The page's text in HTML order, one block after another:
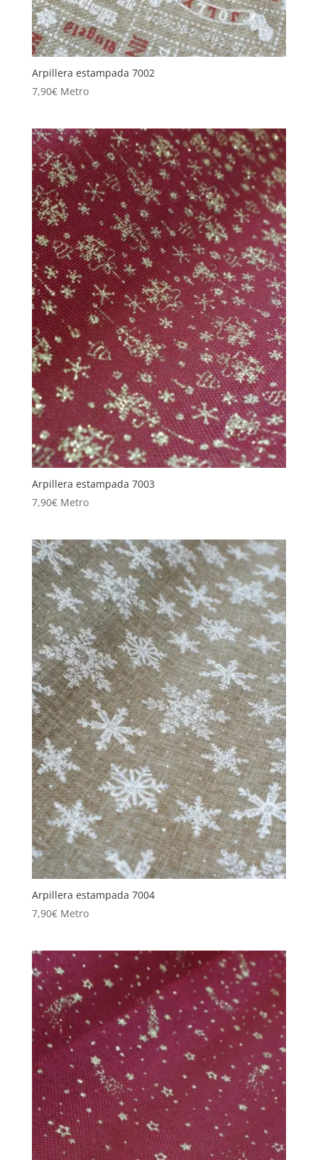
Arpillera estampada 7002
7,90€ Metro
Arpillera estampada 7003
7,90€ Metro
Arpillera estampada 7004
7,90€ Metro